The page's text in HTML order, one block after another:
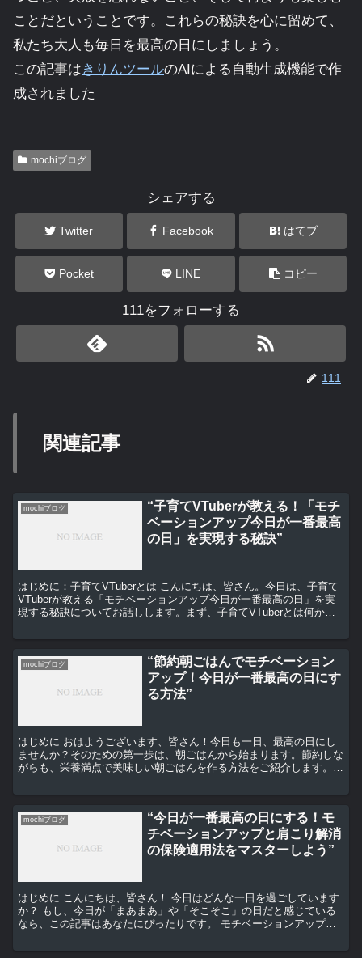
ことだということです。これらの秘訣を心に留めて、
私たち大人も毎日を最高の日にしましょう。
この記事はきりんツールのAIによる自動生成機能で作
成されました
mochiブログ
シェアする
Twitter Facebook はてブ
Pocket LINE コピー
111をフォローする
111
関連記事
mochiブログ
“子育てVTuberが教える！「モチ
ベーションアップ今日が一番最高
の日」を実現する秘訣”
はじめに：子育てVTuberとは こんにちは、皆さん。今日は、子育て
VTuberが教える「モチベーションアップ今日が一番最高の日」を実
現する秘訣についてお話しします。まず、子育てVTuberとは何か、
mochiブログ
“節約朝ごはんでモチベーション
アップ！今日が一番最高の日にす
る方法”
はじめに おはようございます、皆さん！今日も一日、最高の日にし
ませんか？そのための第一歩は、朝ごはんから始まります。節約しな
がらも、栄養満点で美味しい朝ごはんを作る方法をご紹介します。こ
mochiブログ
“今日が一番最高の日にする！モ
チベーションアップと肩こり解消
の保険適用法をマスターしよう”
はじめに こんにちは、皆さん！ 今日はどんな一日を過ごしています
か？ もし、今日が「まあまあ」や「そこそこ」の日だと感じている
なら、この記事はあなたにぴったりです。 モチベーションアップの